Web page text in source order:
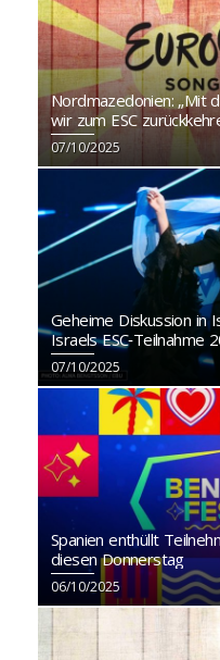
Nordmazedonien: „Mit
wir zum ESC
07/10/2025
Geheime Diskussion in
Israels ESC‑Teilnahme
07/10/2025
Spanien enthüllt
diesen Donnerstag
06/10/2025